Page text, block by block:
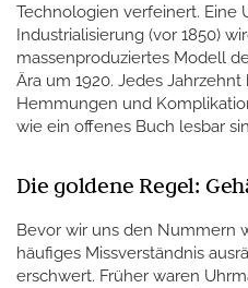
Technologien verfeinert. Eine
Industrialisierung (vor 1850)
massenproduziertes Modell
Ära um 1920. Jedes
Hemmungen und
wie ein offenes Buch lesbar
Die goldene Regel:
Bevor wir uns den Nummern
häufiges Missverständnis
erschwert. Früher waren